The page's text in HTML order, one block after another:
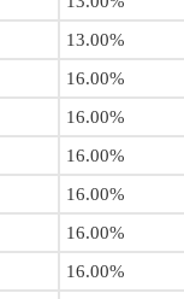
13.00%
16.00%
16.00%
16.00%
16.00%
16.00%
16.00%